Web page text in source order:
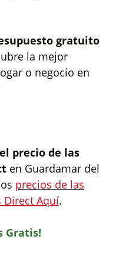
gratuito
la mejor
o negocio en
el precio de las
en Guardamar del
precios de las
Direct Aquí.
Gratis!